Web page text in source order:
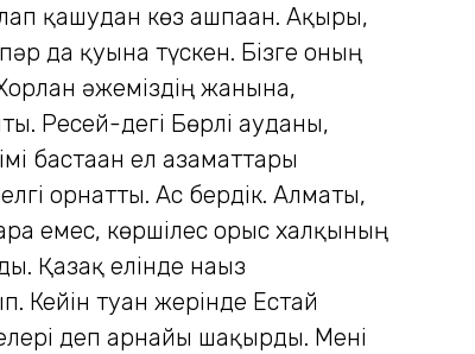
қашудан көз ашпаған. Ақыры,
да қуғынға түскен. Бізге оның
әжеміздің жанына,
Ресей-дегі Бөрлі ауданы,
бастаған ел азаматтары
орнатты. Ас бердік. Алматы,
емес, көршілес орыс халқының
Қазақ елінде нағыз
туған жерінде Естай
деп арнайы шақырды. Мені